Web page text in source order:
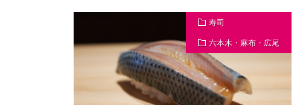
寿司
六本木・麻布・広尾